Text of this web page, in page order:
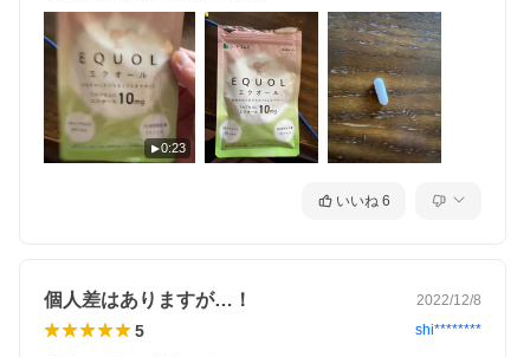
0:23
いいね 6
個人差はありますが…！ 2022/12/8
5 shi********